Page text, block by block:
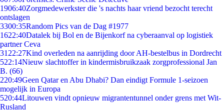
1906:40Zorgmedewerkster die 's nachts haar vriend bezocht terecht
ontslagen
3300:35Random Pics van de Dag #1977
1622:40Datalek bij Bol en de Bijenkorf na cyberaanval op logistiek
partner Ceva
31 22:27Kind overleden na aanrijding door AH-bestelbus in Dordrecht
522:14Nieuw slachtoffer in kindermisbruikzaak zorgprofessional Jan
B. (66)
220:49Geen Qatar en Abu Dhabi? Dan eindigt Formule 1-seizoen
mogelijk in Europa
520:44Litouwen vindt opnieuw migrantentunnel onder grens met Wit-
Rusland